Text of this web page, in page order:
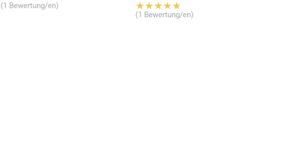
(1 Bewertung/en)
(1 Bewertung/en)